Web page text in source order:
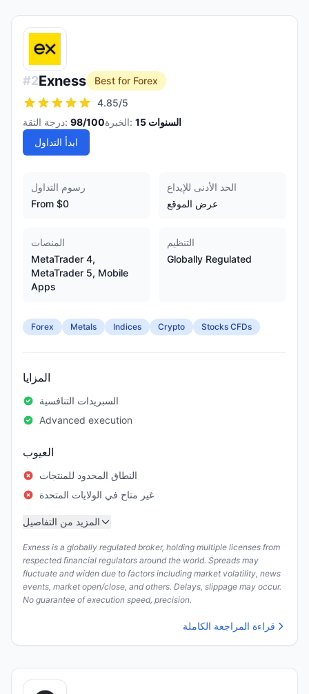
#2Exness
Best for Forex
4.85/5
درجة الثقة: 98/100 الخبرة: 15 السنوات
ابدأ التداول
رسوم التداول
From $0
الحد الأدنى للإيداع
عرض الموقع
المنصات
MetaTrader 4,
MetaTrader 5, Mobile
Apps
التنظيم
Globally Regulated
Forex Metals Indices Crypto Stocks CFDs
المزايا
السبريدات التنافسية
Advanced execution
العيوب
النطاق المحدود للمنتجات
غير متاح في الولايات المتحدة
المزيد من التفاصيل
Exness is a globally regulated broker, holding multiple licenses from
respected financial regulators around the world. Spreads may
fluctuate and widen due to factors including market volatility, news
events, market open/close, and others. Delays, slippage may occur.
No guarantee of execution speed, precision.
قراءة المراجعة الكاملة